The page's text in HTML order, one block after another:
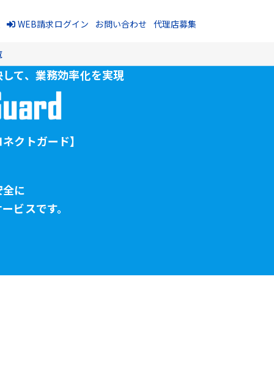
WEB請求ログイン お問い合わせ 代理店募集
て、 業務効率化を実現
クトガード】
に
ビスです。